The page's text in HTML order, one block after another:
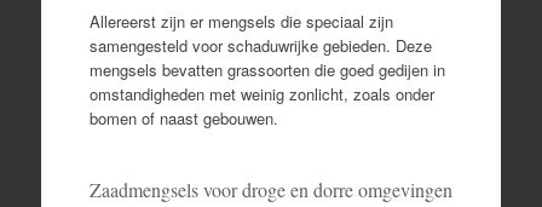
Allereerst zijn er mengsels die speciaal zijn
samengesteld voor schaduwrijke gebieden. Deze
mengsels bevatten grassoorten die goed gedijen in
omstandigheden met weinig zonlicht, zoals onder
bomen of naast gebouwen.
Zaadmengsels voor droge en dorre omgevingen